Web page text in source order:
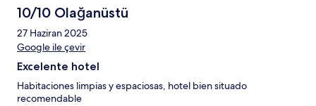
10/10 Olağanüstü
27 Haziran 2025
Google ile çevir
Excelente hotel
Habitaciones limpias y espaciosas, hotel bien situado
recomendable